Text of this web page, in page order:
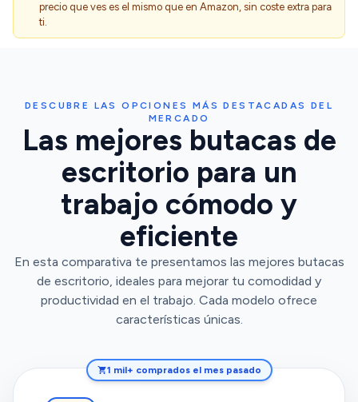
precio que ves es el mismo que en Amazon, sin coste extra para
ti.
DESCUBRE LAS OPCIONES MÁS DESTACADAS DEL
MERCADO
Las mejores butacas de
escritorio para un
trabajo cómodo y
eficiente
En esta comparativa te presentamos las mejores butacas
de escritorio, ideales para mejorar tu comodidad y
productividad en el trabajo. Cada modelo ofrece
características únicas.
1 mil+ comprados el mes pasado